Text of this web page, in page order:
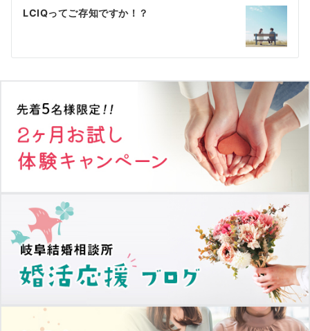
ゲ
シ
ョ
ン
LCIQってご存知ですか！？